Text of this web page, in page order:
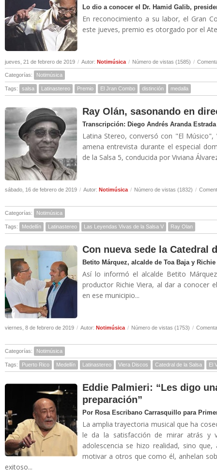
Lo dio a conocer el Dr. Hamid Galib,
En reconocimiento a su labor, el Gran
este jueves, premio es otorgado por el
jueves, 21 de febrero de 2019 / Autor: Notimúsica / Número de vistas (1585) /
Categorías: Notimúsica
Tags: salsa Latinastereo Premio El Jran Combo distinción medalla
Ray Olán, sasonando en
Transcripción: Diego Andrés Aranda Estrada
Latina Stereo, conversó con "El
amena entrevista durante el especial
de la Salsa 5, conducida por Viviana
sábado, 16 de febrero de 2019 / Autor: Notimúsica / Número de vistas (1832) /
Categorías: Notimúsica
Tags: Medellín Latinastereo Las Leyendas Vivas de la Salsa V Ray Olan
Con nueva sede la Catedral
Betito Márquez, alcalde de Toa Baja y
Así lo informó el alcalde Betito
productor Richie Viera, al dar a conocer
en ese municipio...
viernes, 8 de febrero de 2019 / Autor: Notimúsica / Número de vistas (1753) /
Categorías: Notimúsica
Tags: Puerto Rico Medellín Latinastereo Viera Discos Catedral de la Salsa El
Eddie Palmieri: “Les digo
preparación”
Por Rosa Escribano Carrasquillo para
La amplia trayectoria musical que ha
le da la satisfacción de mirar atrás y
adolescencia se hizo realidad, sino
motivar a otros que como él, anhelan
exitoso...